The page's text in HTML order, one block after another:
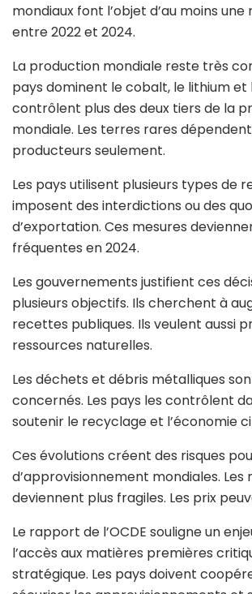
mondiaux font l’objet d’au moins
entre 2022 et 2024.
La production mondiale reste très
pays dominent le cobalt, le lithium et
contrôlent plus des deux tiers de la
mondiale. Les terres rares
producteurs seulement.
Les pays utilisent plusieurs types de
imposent des interdictions ou des
d’exportation. Ces mesures
fréquentes en 2024.
Les gouvernements justifient ces
plusieurs objectifs. Ils cherchent à
recettes publiques. Ils veulent aussi
ressources naturelles.
Les déchets et débris métalliques
concernés. Les pays les contrôlent
soutenir le recyclage et l’économie
Ces évolutions créent des risques
d’approvisionnement mondiales. Les
deviennent plus fragiles. Les prix
Le rapport de l’OCDE souligne un
l’accès aux matières premières
stratégique. Les pays doivent